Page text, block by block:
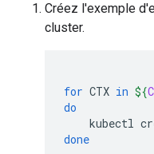
Créez l'exemple
cluster.
for CTX in ${
do
kubectl
done